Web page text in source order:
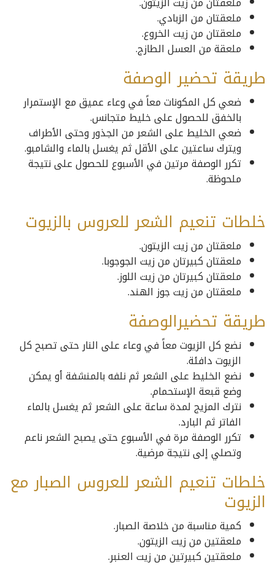
ملعقتان من الزبادي.
ملعقتان من زيت الخروع.
ملعقة من العسل الطازج.
طريقة تحضير الوصفة
ضعي كل المكونات معاً في وعاء عميق مع الإستمرار
بالخفق للحصول على خليط متجانس.
ضعي الخليط على الشعر من الجذور وحتى الأطراف
ويترك ساعتين على الأقل ثم يغسل بالماء والشامبو.
تكرر الوصفة مرتين في الأسبوع للحصول على نتيجة
ملحوظة.
خلطات تنعيم الشعر للعروس بالزيوت
ملعقتان من زيت الزيتون.
ملعقتان كبيرتان من زيت الجوجوبا.
ملعقتان كبيرتان من زيت اللوز.
ملعقتان من زيت جوز الهند.
طريقة تحضيرالوصفة
نضع كل الزيوت معاً في وعاء على النار حتى تصبح كل
الزيوت دافئة.
نضع الخليط على الشعر ثم نلفه بالمنشفة أو يمكن
وضع قبعة الإستحمام.
نترك المزيج لمدة ساعة على الشعر ثم يغسل بالماء
الفاتر ثم البارد.
تكرر الوصفة مرة في الأسبوع حتى يصبح الشعر ناعم
وتصلي إلى نتيجة مرضية.
خلطات تنعيم الشعر للعروس الصبار مع
الزيوت
كمية مناسبة من خلاصة الصبار.
ملعقتين من زيت الزيتون.
ملعقتين كبيرتين من زيت العنبر.